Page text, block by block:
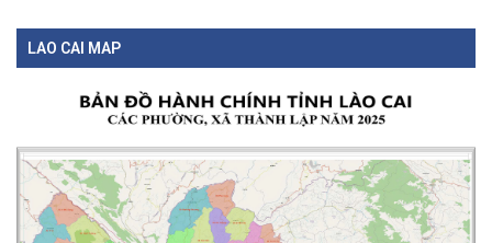
LAO CAI MAP